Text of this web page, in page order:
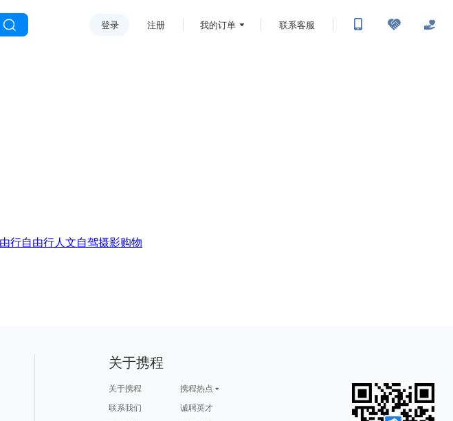
登录 注册 我的订单 联系客服
行自由行人文自驾摄影购物
关于携程
关于携程
携程热点
联系我们
诚聘英才